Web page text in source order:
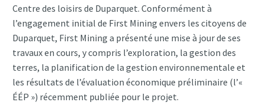
Centre des loisirs de Duparquet. Conformément à
l’engagement initial de First Mining envers les citoyens de
Duparquet, First Mining a présenté une mise à jour de ses
travaux en cours, y compris l’exploration, la gestion des
terres, la planification de la gestion environnementale et
les résultats de l’évaluation économique préliminaire (l’«
ÉÉP ») récemment publiée pour le projet.